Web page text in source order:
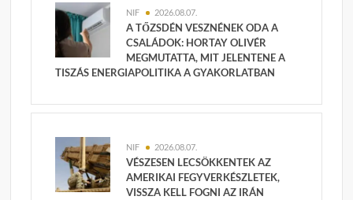
NIF 2026.08.07.
A TŐZSDÉN VESZNÉNEK ODA A
CSALÁDOK: HORTAY OLIVÉR
MEGMUTATTA, MIT JELENTENE A
TISZÁS ENERGIAPOLITIKA A GYAKORLATBAN
NIF 2026.08.07.
VÉSZESEN LECSÖKKENTEK AZ
AMERIKAI FEGYVERKÉSZLETEK,
VISSZA KELL FOGNI AZ IRÁN